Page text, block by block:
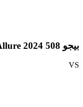
بيجو 508 2024 1.6T Allure+
VS